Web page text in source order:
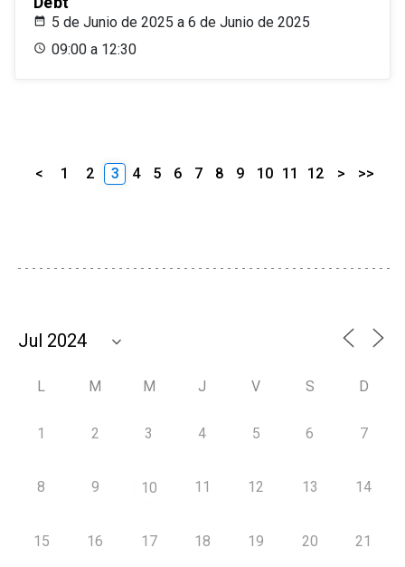
5 de Junio de 2025 a 6 de Junio de 2025
09:00 a 12:30
< 1 2 3 4 5 6 7 8 9 10 11 12 > >>
L M M J V S D
1 2 3 4 5 6 7
8 9 10 11 12 13 14
15 16 17 18 19 20 21